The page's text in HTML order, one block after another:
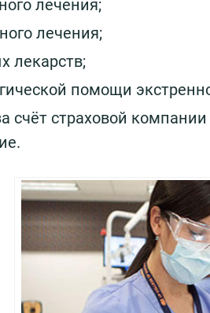
лечения;
лечения;
лекарств;
помощи
счёт страховой